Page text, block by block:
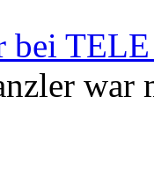
bei
war